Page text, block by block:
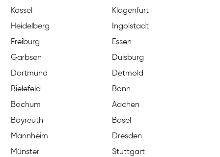
Kassel
Klagenfurt
Heidelberg
Ingolstadt
Freiburg
Essen
Garbsen
Duisburg
Dortmund
Detmold
Bielefeld
Bonn
Bochum
Aachen
Bayreuth
Basel
Mannheim
Dresden
Münster
Stuttgart